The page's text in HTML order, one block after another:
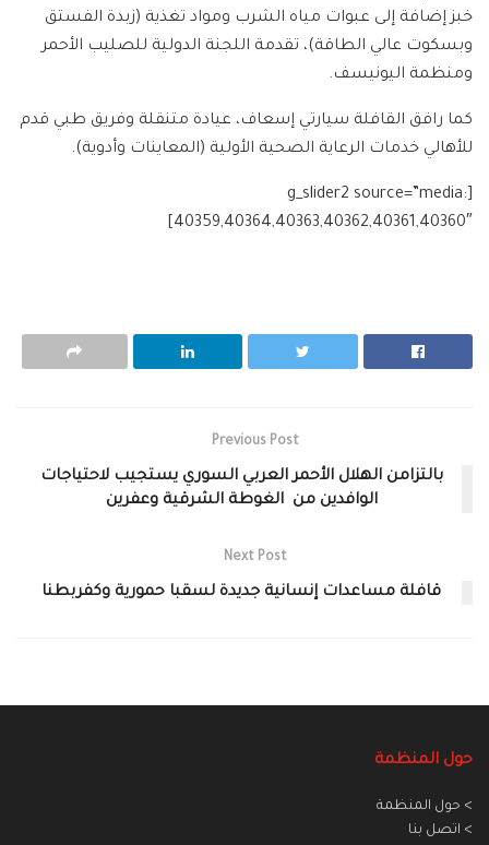
خبز إضافة إلى عبوات مياه الشرب ومواد تغذية (زبدة الفستق
وبسكوت عالي الطاقة)، تقدمة اللجنة الدولية للصليب الأحمر
ومنظمة اليونيسف.
كما رافق القافلة سيارتي إسعاف، عيادة متنقلة وفريق طبي قدم
للأهالي خدمات الرعاية الصحية الأولية (المعاينات وأدوية).
[g_slider2 source=”media:
40359,40364,40363,40362,40361,40360″]
Previous Post
بالتزامن الهلال الأحمر العربي السوري يستجيب لاحتياجات
الوافدين من الغوطة الشرقية وعفرين
Next Post
قافلة مساعدات إنسانية جديدة لسقبا حمورية وكفربطنا
حول المنظمة
> حول المنظمة
> اتصل بنا